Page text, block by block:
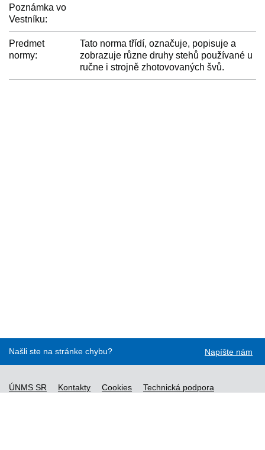
Poznámka vo
Vestníku:
Predmet
normy:
Tato norma třídí, označuje, popisuje a
zobrazuje různe druhy stehů používané u
ručne i strojně zhotovovaných švů.
Našli ste na stránke chybu? Napíšte nám
ÚNMS SR Kontakty Cookies
Technická podpora